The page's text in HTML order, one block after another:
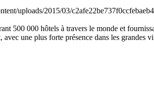
500 000 hôtels à travers le monde et
une plus forte présence dans les grandes